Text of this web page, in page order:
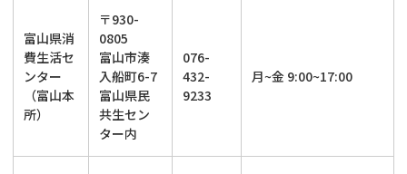
富山県消
費生活セ
ンター
（富山本
所）
〒930-
0805
富山市湊
入船町6-7
富山県民
共生セン
ター内
076-
432-
9233
月~金 9:00~17:00